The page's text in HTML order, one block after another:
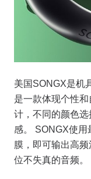
美国SONGX是机
是一款体现个性
计，不同的颜色
感。 SONGX使用
膜，即可输出高
位不失真的音频。